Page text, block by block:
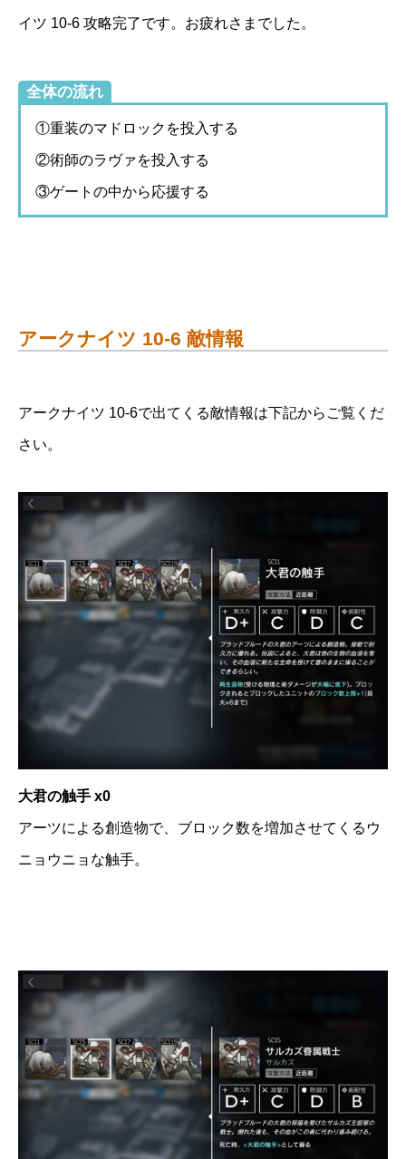
イツ 10-6 攻略完了です。お疲れさまでした。
全体の流れ
①重装のマドロックを投入する
②術師のラヴァを投入する
③ゲートの中から応援する
アークナイツ 10-6 敵情報
アークナイツ 10-6で出てくる敵情報は下記からご覧くだ
さい。
大君の触手 x0
アーツによる創造物で、ブロック数を増加させてくるウ
ニョウニョな触手。